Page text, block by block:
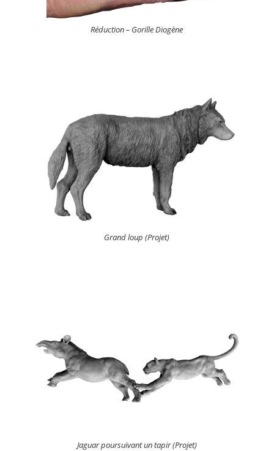
Réduction – Gorille Diogène
Grand loup (Projet)
Jaguar poursuivant un tapir (Projet)